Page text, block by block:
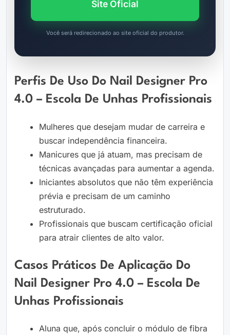
Site Oficial
Você será redirecionado ao site oficial do produtor.
Perfis De Uso Do Nail Designer Pro
4.0 – Escola De Unhas Profissionais
Mulheres que desejam mudar de carreira e
buscar independência financeira.
Manicures que já atuam, mas precisam de
técnicas avançadas para aumentar a agenda.
Iniciantes absolutos que não têm experiência
prévia e precisam de um caminho
estruturado.
Profissionais que buscam certificação oficial
para atrair clientes de alto valor.
Casos Práticos De Aplicação Do
Nail Designer Pro 4.0 – Escola De
Unhas Profissionais
Aluna que, após concluir o módulo de fibra